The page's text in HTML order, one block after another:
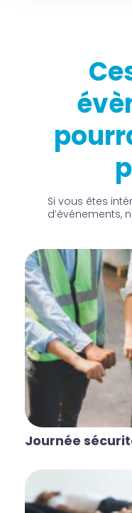
Si vous êtes
d’événements,
Journée